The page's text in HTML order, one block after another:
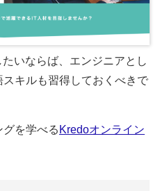
いならば、エンジニアとし
キルも習得しておくべきで
を学べる Kredoオンライン